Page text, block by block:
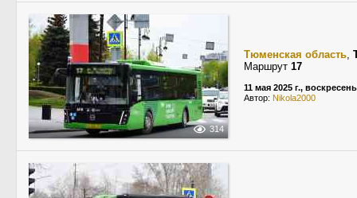
314
Тюменская область,
Маршрут 17
11 мая 2025 г.,
Автор: Nikola2000